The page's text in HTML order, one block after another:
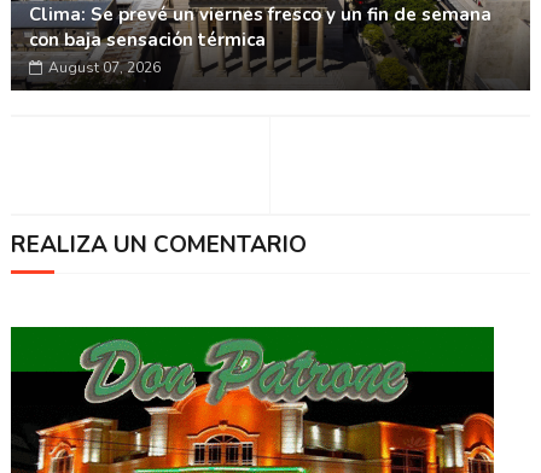
Clima: Se prevé un viernes fresco y un fin de semana
con baja sensación térmica
August 07, 2026
REALIZA UN COMENTARIO